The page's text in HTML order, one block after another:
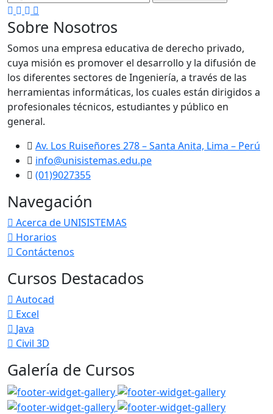
Facebook
Instagram
Tiktok
Sobre Nosotros
Somos una empresa educativa de derecho privado,
cuya misión es promover el desarrollo y la difusión de
los diferentes sectores de Ingeniería, a través de las
herramientas informáticas, los cuales están dirigidos a
profesionales técnicos, estudiantes y público en
general.
Av. Los Ruiseñores 278 – Santa Anita, Lima – Perú
info@unisistemas.edu.pe
(01)9027355
Navegación
Acerca de UNISISTEMAS
Horarios
Contáctenos
Cursos Destacados
Autocad
Excel
Java
Civil 3D
Galería de Cursos